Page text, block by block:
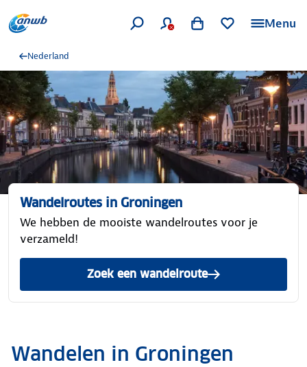
Menu
Nederland
Wandelroutes in Groningen
We hebben de mooiste wandelroutes voor je
verzameld!
Zoek een wandelroute
Wandelen in Groningen